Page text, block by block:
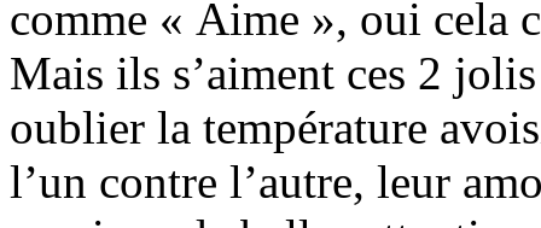
comme « Aime », oui cela
Mais ils s’aiment ces 2
oublier la température
l’un contre l’autre, leur